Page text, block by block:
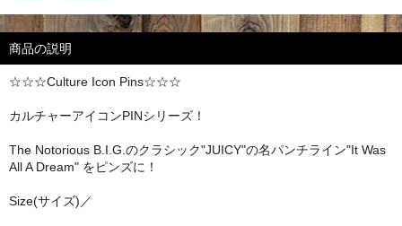
商品の説明
☆☆☆Culture Icon Pins☆☆☆
カルチャーアイコンPINシリーズ！
The Notorious B.I.G.のクラシック"JUICY"の名パンチライン"It Was
All A Dream" をピンズに！
Size(サイズ)／